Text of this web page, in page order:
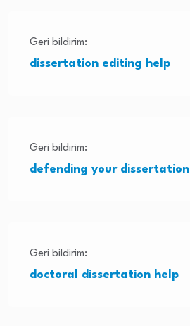
Geri bildirim:
dissertation editing help
Geri bildirim:
defending your dissertation
Geri bildirim:
doctoral dissertation help